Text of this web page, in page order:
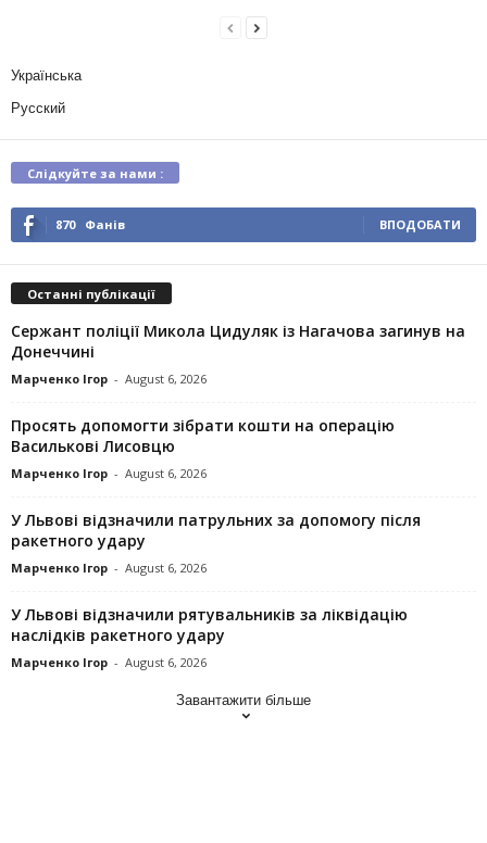
Українська
Русский
Слідкуйте за нами :
870 Фанів ВПОДОБАТИ
Останні публікації
Сержант поліції Микола Цидуляк із Нагачова загинув на
Донеччині
Марченко Ігор - August 6, 2026
Просять допомогти зібрати кошти на операцію
Василькові Лисовцю
Марченко Ігор - August 6, 2026
У Львові відзначили патрульних за допомогу після
ракетного удару
Марченко Ігор - August 6, 2026
У Львові відзначили рятувальників за ліквідацію
наслідків ракетного удару
Марченко Ігор - August 6, 2026
Завантажити більше